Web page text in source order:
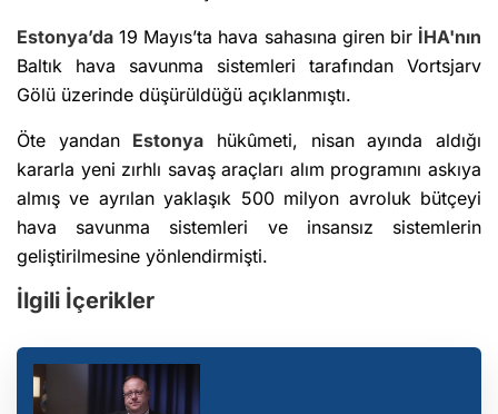
Estonya’da 19 Mayıs’ta hava sahasına giren bir İHA'nın
Baltık hava savunma sistemleri tarafından Vortsjarv
Gölü üzerinde düşürüldüğü açıklanmıştı.
Öte yandan Estonya hükûmeti, nisan ayında aldığı
kararla yeni zırhlı savaş araçları alım programını askıya
almış ve ayrılan yaklaşık 500 milyon avroluk bütçeyi
hava savunma sistemleri ve insansız sistemlerin
geliştirilmesine yönlendirmişti.
İlgili İçerikler